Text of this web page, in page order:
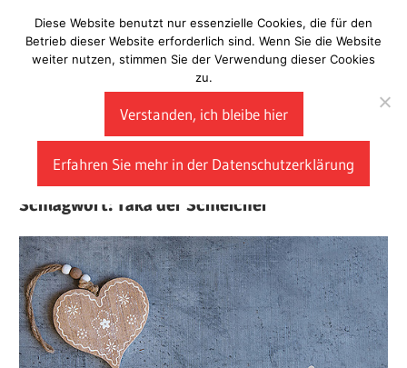
Inhalt
springen
Laberladen
Schlagwort: Taka der Schleicher
Diese Website benutzt nur essenzielle Cookies, die für den
Betrieb dieser Website erforderlich sind. Wenn Sie die Website
weiter nutzen, stimmen Sie der Verwendung dieser Cookies
zu.
Verstanden, ich bleibe hier
Erfahren Sie mehr in der Datenschutzerklärung